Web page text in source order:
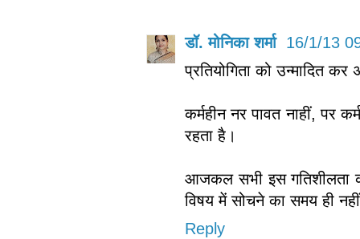
डॉ. मोनिका शर्मा 16/1/13
प्रतियोगिता को उन्मादित
कर्महीन नर पावत नाहीं, पर
रहता है।
आजकल सभी इस गतिशीलता
विषय में सोचने का समय ही
Reply